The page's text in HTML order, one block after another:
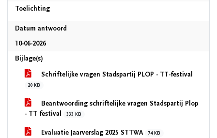
Toelichting
Datum antwoord
10-06-2026
Bijlage(s)
Schriftelijke vragen Stadspartij PLOP - TT-festival
20 KB
Beantwoording schriftelijke vragen Stadspartij Plop
- TT festival
333 KB
Evaluatie Jaarverslag 2025 STTWA 74 KB